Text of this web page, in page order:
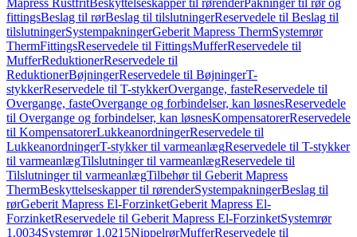
Mapress RustfritBeskyttelseskapper til rørenderPakninger til rør og
fittingsBeslag til rørBeslag til tilslutningerReservedele til Beslag til
tilslutningerSystempakningerGeberit Mapress ThermSystemrør
ThermFittingsReservedele til FittingsMufferReservedele til
MufferReduktionerReservedele til
ReduktionerBøjningerReservedele til BøjningerT-
stykkerReservedele til T-stykkerOvergange, fasteReservedele til
Overgange, fasteOvergange og forbindelser, kan løsnesReservedele
til Overgange og forbindelser, kan løsnesKompensatorerReservedele
til KompensatorerLukkeanordningerReservedele til
LukkeanordningerT-stykker til varmeanlægReservedele til T-stykker
til varmeanlægTilslutninger til varmeanlægReservedele til
Tilslutninger til varmeanlægTilbehør til Geberit Mapress
ThermBeskyttelseskapper til rørenderSystempakningerBeslag til
rørGeberit Mapress El-ForzinketGeberit Mapress El-
ForzinketReservedele til Geberit Mapress El-ForzinketSystemrør
1.0034Systemrør 1.0215NippelrørMufferReservedele til